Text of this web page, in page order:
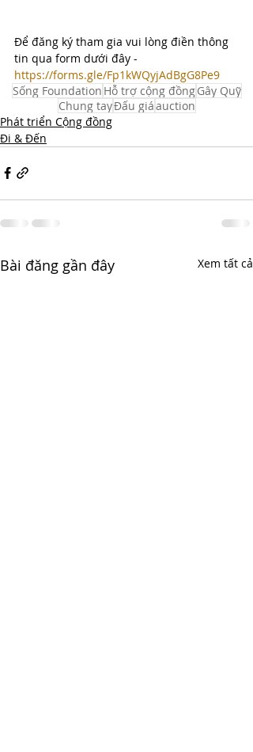
Để đăng ký tham gia vui lòng điền thông
tin qua form dưới đây -
https://forms.gle/Fp1kWQyjAdBgG8Pe9
Sống Foundation Hỗ trợ cộng đồngGây Quỹ
Chung tayĐấu giáauction
Phát triển Cộng đồng
Đi & Đến
Bài đăng gần đây Xem tất cả